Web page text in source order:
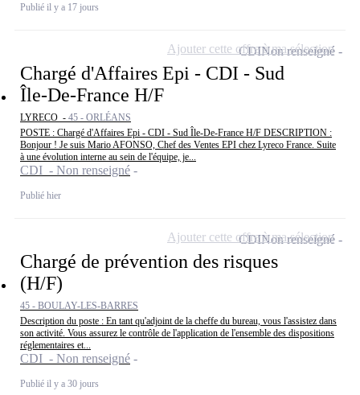
Publié il y a 17 jours
Chargé d'Affaires Epi - CDI - Sud
Île-De-France H/F
LYRECO - 45 - ORLÉANS
POSTE : Chargé d'Affaires Epi - CDI - Sud Île-De-France H/F DESCRIPTION :
Bonjour ! Je suis Mario AFONSO, Chef des Ventes EPI chez Lyreco France. Suite
à une évolution interne au sein de l'équipe, je...
CDI - Non renseigné
Publié hier
CDINon renseigné
Ajouter cette offre à ma sélection
Chargé de prévention des risques
(H/F)
45 - BOULAY-LES-BARRES
Description du poste : En tant qu'adjoint de la cheffe du bureau, vous l'assistez dans
son activité. Vous assurez le contrôle de l'application de l'ensemble des dispositions
réglementaires et...
CDI - Non renseigné
Publié il y a 30 jours
CDINon renseigné
Ajouter cette offre à ma sélection